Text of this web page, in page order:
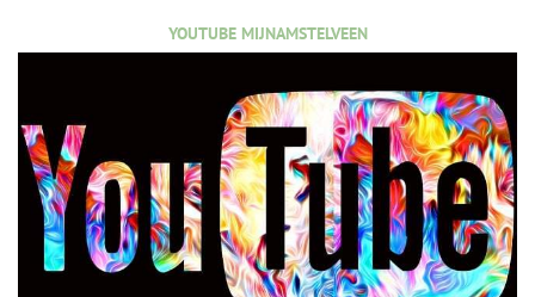
YOUTUBE MIJNAMSTELVEEN